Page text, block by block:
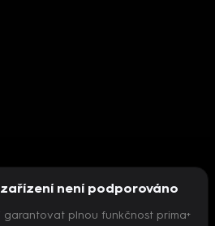
není podporováno
garantovat plnou funkčnost prima+